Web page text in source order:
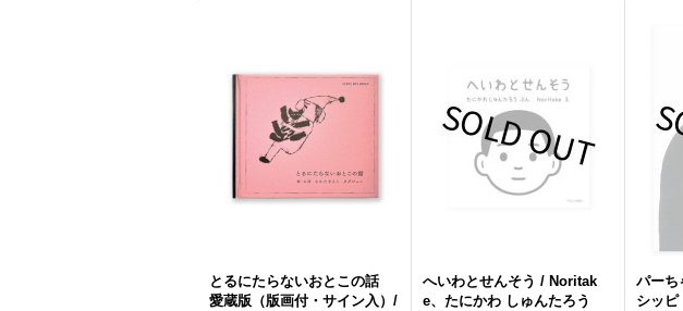
とるにたらないおとこの話
愛蔵版（版画付・サイン入）/
へいわとせんそう / Noritak
e、たにかわ しゅんたろう
パー
シッピ